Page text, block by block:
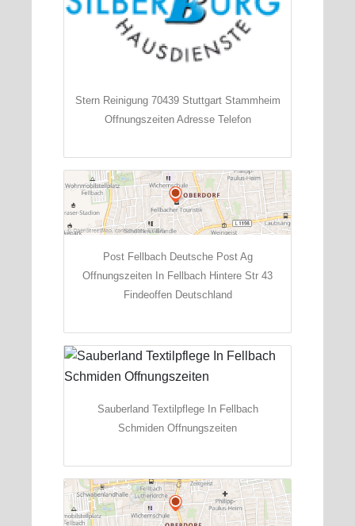
Stern Reinigung 70439 Stuttgart Stammheim
Offnungszeiten Adresse Telefon
Post Fellbach Deutsche Post Ag
Offnungszeiten In Fellbach Hintere Str 43
Findeoffen Deutschland
Sauberland Textilpflege In Fellbach
Schmiden Offnungszeiten